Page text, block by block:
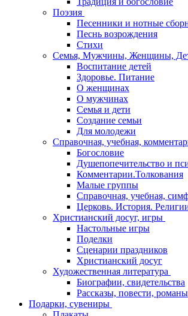
Поэзия
Песенники и нотные
Песнь возрождения
Стихи
Семья, Мужчины, Женщины,
Воспитание детей
Здоровье. Питание
О женщинах
О мужчинах
Семья и дети
Создание семьи
Для молодежи
Справочная, учебная,
Богословие
Душепопечительство и
Комментарии.Толкования
Малые группы
Справочная, учебная,
Церковь. История.
Христианский досуг, игры
Настольные игры
Поделки
Сценарии праздников
Христианский досуг
Художественная литература
Биографии, свидетельства
Рассказы, повести, романы
Подарки, сувениры